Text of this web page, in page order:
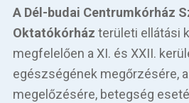
Keresése:
Főoldal
A Dél-budai Centrumkórház
Oktatókórház területi ellátási
megfelelően a XI. és XXII.
egészségének megőrzésére,
megelőzésére, betegség